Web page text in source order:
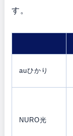
す。
auひかり
NURO光